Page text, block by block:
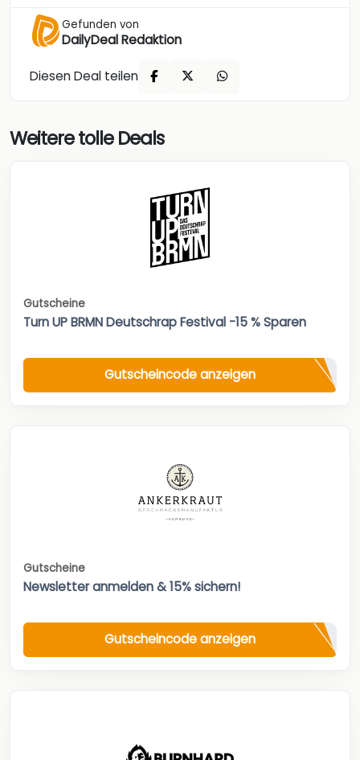
Gefunden von
DailyDeal Redaktion
Diesen Deal teilen
Weitere tolle Deals
Gutscheine
Turn UP BRMN Deutschrap Festival -15 % Sparen
Gutscheincode anzeigen
Gutscheine
Newsletter anmelden & 15% sichern!
Gutscheincode anzeigen